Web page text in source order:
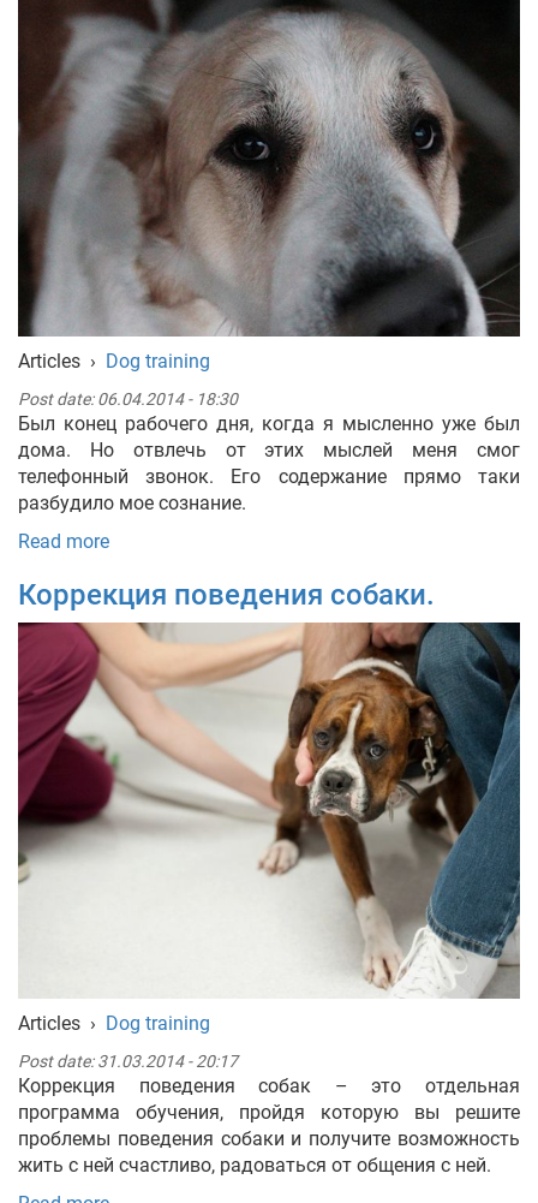
Articles › Dog training
Post date:06.04.2014 - 18:30
Был конец рабочего дня, когда я мысленно уже был
дома. Но отвлечь от этих мыслей меня смог
телефонный звонок. Его содержание прямо таки
разбудило мое сознание.
Read more
Коррекция поведения собаки.
Articles › Dog training
Post date:31.03.2014 - 20:17
Коррекция поведения собак – это отдельная
программа обучения, пройдя которую вы решите
проблемы поведения собаки и получите возможность
жить с ней счастливо, радоваться от общения с ней.